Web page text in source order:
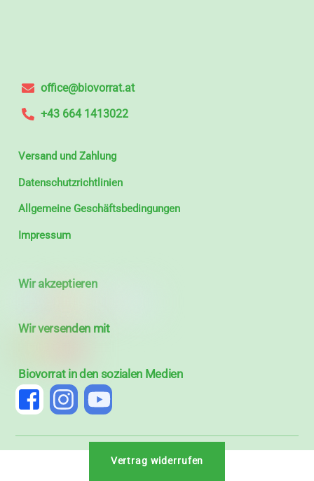
office@biovorrat.at
+43 664 1413022
Versand und Zahlung
Datenschutzrichtlinien
Allgemeine Geschäftsbedingungen
Impressum
Wir akzeptieren
Wir versenden mit
Biovorrat in den sozialen Medien
Vertrag widerrufen